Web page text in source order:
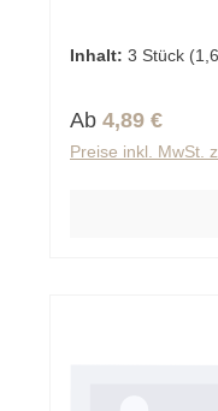
Inhalt: 3 Stück
Regulärer Preis:
Ab 4,89 €
Preise inkl. MwSt.